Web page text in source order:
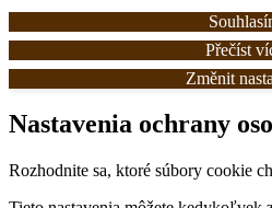
Přečíst
Změnit
Nastavenia ochrany
Rozhodnite sa, ktoré súbory cookie